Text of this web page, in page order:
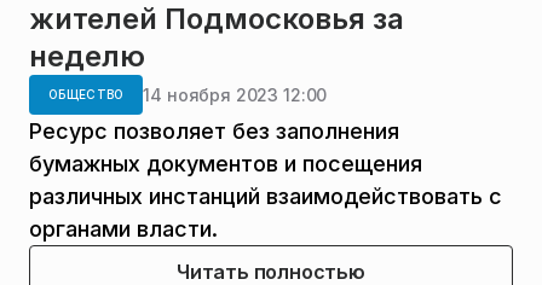
жителей Подмосковья за
неделю
ОБЩЕСТВО 14 ноября 2023 12:00
Ресурс позволяет без заполнения
бумажных документов и посещения
различных инстанций взаимодействовать с
органами власти.
Читать полностью